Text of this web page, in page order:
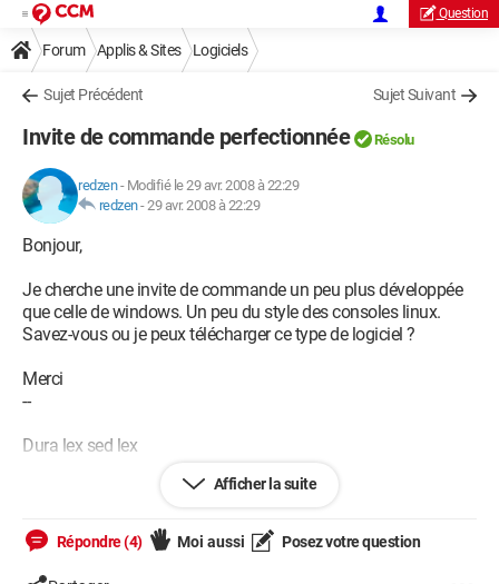
Question
Forum Applis & Sites Logiciels
Sujet Précédent Sujet Suivant
Invite de commande perfectionnée Résolu
redzen- Modifié le 29 avr. 2008 à 22:29
redzen-29 avr. 2008 à 22:29
Bonjour,
Je cherche une invite de commande un peu plus développée
que celle de windows. Un peu du style des consoles linux.
Savez-vous ou je peux télécharger ce type de logiciel ?
Merci
--
Dura lex sed lex
Windows XP
Afficher la suite
Répondre (4) Moi aussi Posez votre question